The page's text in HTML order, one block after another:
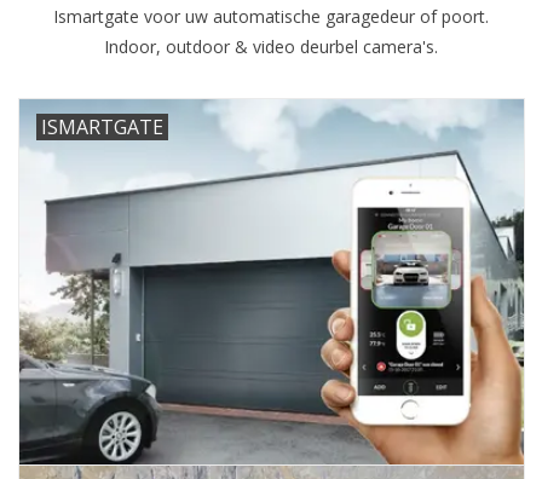
Ismartgate voor uw automatische garagedeur of poort.
Indoor, outdoor & video deurbel camera's.
ISMARTGATE